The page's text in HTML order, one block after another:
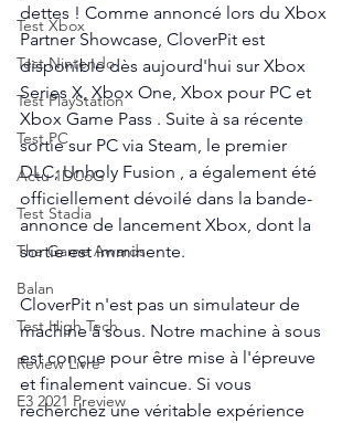
Test Xbox
Test Nintendo
Test PlayStation
Test PC
Actu 1DCoG
Test Stadia
The Game Awards
Balan
Test High Tech
Review Livre
E3 2021 Preview
dettes ! Comme annoncé lors du Xbox
Partner Showcase, CloverPit est
disponible dès aujourd'hui sur Xbox
Series X, Xbox One, Xbox pour PC et
Xbox Game Pass . Suite à sa récente
sortie sur PC via Steam, le premier
DLC, Unholy Fusion , a également été
officiellement dévoilé dans la bande-
annonce de lancement Xbox, dont la
sortie est imminente.
CloverPit n'est pas un simulateur de
machine à sous. Notre machine à sous
est conçue pour être mise à l'épreuve
et finalement vaincue. Si vous
recherchez une véritable expérience